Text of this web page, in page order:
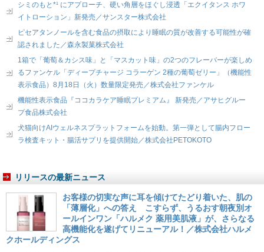
シミのもと*¹ にアプローチ、硬い角層をほぐし浸透「エクイタンス ホワ
イトローション」新発売／サンスター株式会社
ピセアタンノールを含む食品の摂取により睡眠の質が改善する可能性が確
認されました／森永製菓株式会社
1箱で「葡萄＆カシス味」と「マスカット味」の2つのフレーバーが楽しめ
るファンケル「ディープチャージ コラーゲン 2種の葡萄ゼリー」（機能性
表示食品）8月18日（火）数量限定発売／株式会社ファンケル
機能性表示食品『ココカラケア睡眠プレミアム』 新発売／アサヒグルー
プ食品株式会社
犬猫向けAIウェルネスプラットフォームを始動。第一弾として腸内フロー
ラ検査キット・腸活サプリを提供開始／株式会社PETOKOTO
リリースの最新ニュース
お客様の切実な声に耳を傾けてたどり着いた、肌の
「薄層化」への答え こすらず、うるおす朝夜別オ
ールインワン「ハルメク 薬用美肌液」が、さらなる
高機能化を遂げてリニューアル！／株式会社ハルメ
クホールディングス